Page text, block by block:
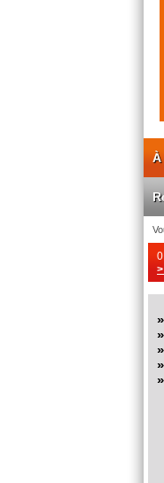
À
»
»
»
»
»